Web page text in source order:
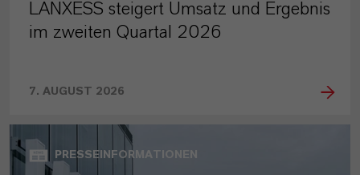
LANXESS steigert Umsatz und Ergebnis
im zweiten Quartal 2026
7. AUGUST 2026
PRESSEINFORMATIONEN